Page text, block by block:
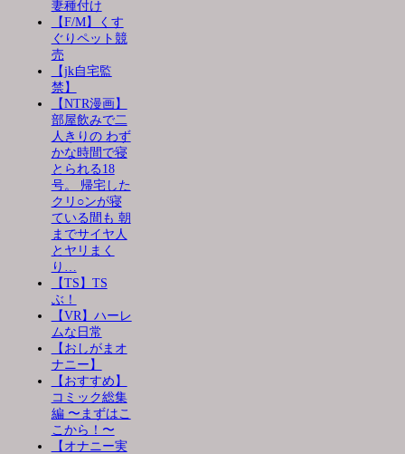
妻種付け
【F/M】くす
ぐりペット競
売
【jk自宅監
禁】
【NTR漫画】
部屋飲みで二
人きりの わず
かな時間で寝
とられる18
号。 帰宅した
クリ○ンが寝
ている間も 朝
までサイヤ人
とヤリまく
り…
【TS】TS
ぶ！
【VR】ハーレ
ムな日常
【おしがまオ
ナニー】
【おすすめ】
コミック総集
編 〜まずはこ
こから！〜
【オナニー実